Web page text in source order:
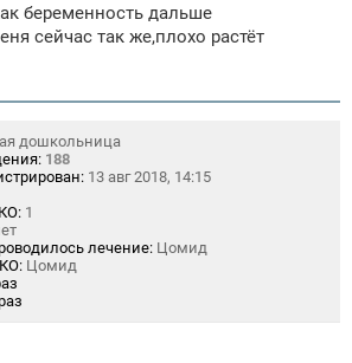
беременность дальше
сейчас так же,плохо растёт
дошкольница
188
13 авг 2018, 14:15
1
лечение: Цомид
Цомид